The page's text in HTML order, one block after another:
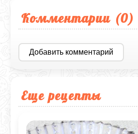
Комментарии (0)
Добавить комментарий
Еще рецепты